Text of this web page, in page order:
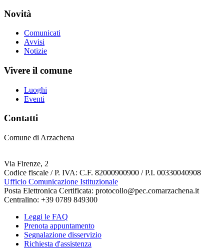
Novità
Comunicati
Avvisi
Notizie
Vivere il comune
Luoghi
Eventi
Contatti
Comune di Arzachena
Via Firenze, 2
Codice fiscale / P. IVA: C.F. 82000900900 / P.I. 00330040908
Ufficio Comunicazione Istituzionale
Posta Elettronica Certificata: protocollo@pec.comarzachena.it
Centralino: +39 0789 849300
Leggi le FAQ
Prenota appuntamento
Segnalazione disservizio
Richiesta d'assistenza